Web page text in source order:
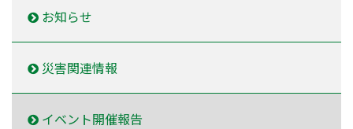
お知らせ
災害関連情報
イベント開催報告